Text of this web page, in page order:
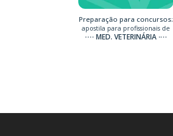
Preparação para concursos:
apostila para profissionais de
MED. VETERINÁRIA